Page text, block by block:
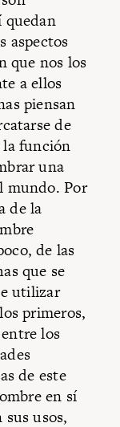
quedan
aspectos
que nos los
a ellos
piensan
de
función
una
mundo. Por
de la
de las
que se
utilizar
primeros,
los
de este
en sí
usos,